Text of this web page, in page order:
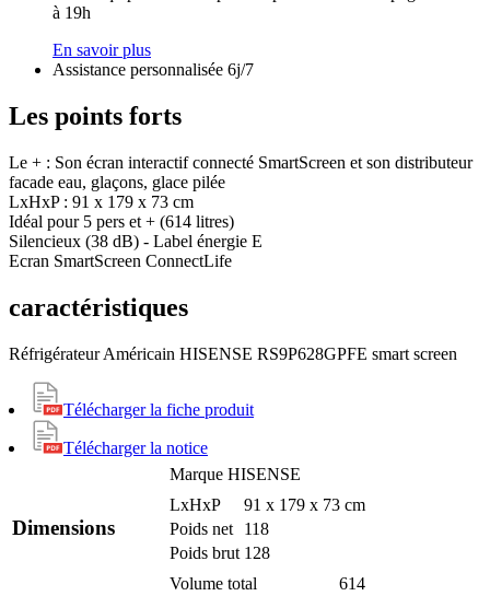
à 19h
En savoir plus
Assistance personnalisée 6j/7
Les points forts
Le + : Son écran interactif connecté SmartScreen et son distributeur
facade eau, glaçons, glace pilée
LxHxP : 91 x 179 x 73 cm
Idéal pour 5 pers et + (614 litres)
Silencieux (38 dB) - Label énergie E
Ecran SmartScreen ConnectLife
caractéristiques
Réfrigérateur Américain HISENSE RS9P628GPFE smart screen
Télécharger la fiche produit
Télécharger la notice
Marque HISENSE
Dimensions
LxHxP
91 x 179 x 73 cm
Poids net
118
Poids brut 128
Volume total
614